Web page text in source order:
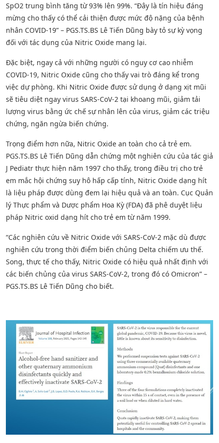
SpO2 trung bình tăng từ 93% lên 99%. “Đây là tín hiệu đáng
mừng cho thấy có thể cải thiện được mức độ nặng của bệnh
nhân COVID-19” – PGS.TS.BS Lê Tiến Dũng bày tỏ sự kỳ vọng
đối với tác dụng của Nitric Oxide mang lại.
Đặc biệt, ngay cả với những người có nguy cơ cao nhiễm
COVID-19, Nitric Oxide cũng cho thấy vai trò đáng kể trong
việc dự phòng. Khi Nitric Oxide được sử dụng ở dạng xịt mũi
sẽ tiêu diệt ngay virus SARS-CoV-2 tại khoang mũi, giảm tải
lượng virus bằng ức chế sự nhân lên của virus, giảm các triệu
chứng, ngăn ngừa biến chứng.
Trọng điểm hơn nữa, Nitric Oxide an toàn cho cả trẻ em.
PGS.TS.BS Lê Tiến Dũng dẫn chứng một nghiên cứu của tác giả
J Pediatr thực hiện năm 1997 cho thấy, trong điều trị cho trẻ
em mắc hội chứng suy hô hấp cấp tính, Nitric Oxide dạng hít
là liệu pháp được dùng đem lại hiệu quả và an toàn. Cục Quản
lý Thực phẩm và Dược phẩm Hoa Kỳ (FDA) đã phê duyệt liệu
pháp Nitric oxid dạng hít cho trẻ em từ năm 1999.
“Các nghiên cứu về Nitric Oxide với SARS-CoV-2 mặc dù được
nghiên cứu trong thời điểm biến chủng Delta chiếm ưu thế.
Song, thực tế cho thấy, Nitric Oxide có hiệu quả nhất định với
các biến chủng của virus SARS-CoV-2, trong đó có Omicron” –
PGS.TS.BS Lê Tiến Dũng cho biết.